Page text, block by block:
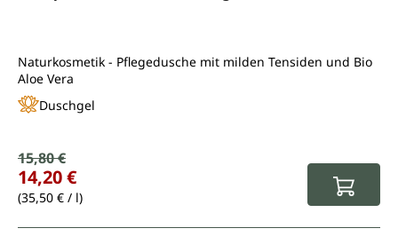
Naturkosmetik - Pflegedusche mit milden Tensiden und Bio
Aloe Vera
Duschgel
Verkaufspreis:
Regulärer Preis:
15,80 €
14,20 €
(35,50 € / l)